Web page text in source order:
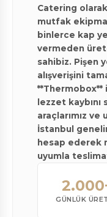
Catering
mutfak
binlerce kap
vermeden
sahibiz. Pişen
alışverişini
**Thermobox**
lezzet kaybını
araçlarımız
İstanbul
hesap ederek
uyumla
GÜNLÜK